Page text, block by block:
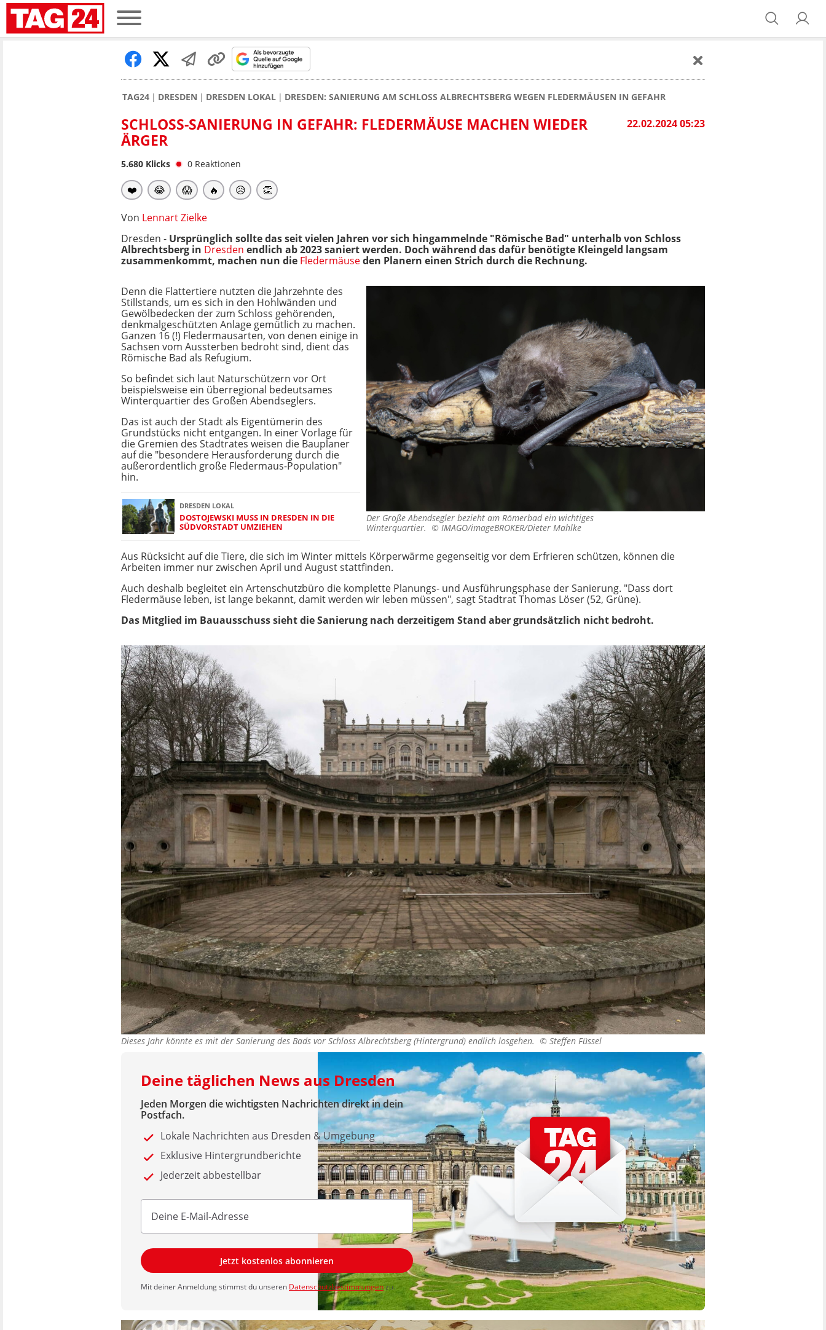
TAG24 DRESDEN DRESDEN LOKAL DRESDEN: SANIERUNG AM SCHLOSS ALBRECHTSBERG WEGEN FLEDERMÄUSEN IN GEFAHR
22.02.2024 05:23
SCHLOSS-SANIERUNG IN GEFAHR: FLEDERMÄUSE MACHEN WIEDER
ÄRGER
5.680 Klicks 0 Reaktionen
❤️ 😂 😱 🔥 😥 👏
Von Lennart Zielke
Dresden - Ursprünglich sollte das seit vielen Jahren vor sich hingammelnde "Römische Bad" unterhalb von Schloss
Albrechtsberg in Dresden endlich ab 2023 saniert werden. Doch während das dafür benötigte Kleingeld langsam
zusammenkommt, machen nun die Fledermäuseden Planern einen Strich durch die Rechnung.
Der Große Abendsegler bezieht am Römerbad ein wichtiges
Winterquartier. © IMAGO/imageBROKER/Dieter Mahlke
Denn die Flattertiere nutzten die Jahrzehnte des
Stillstands, um es sich in den Hohlwänden und
Gewölbedecken der zum Schloss gehörenden,
denkmalgeschützten Anlage gemütlich zu machen.
Ganzen 16 (!) Fledermausarten, von denen einige in
Sachsen vom Aussterben bedroht sind, dient das
Römische Bad als Refugium.
So befindet sich laut Naturschützern vor Ort
beispielsweise ein überregional bedeutsames
Winterquartier des Großen Abendseglers.
Das ist auch der Stadt als Eigentümerin des
Grundstücks nicht entgangen. In einer Vorlage für
die Gremien des Stadtrates weisen die Bauplaner
auf die "besondere Herausforderung durch die
außerordentlich große Fledermaus-Population"
hin.
DRESDEN LOKAL
DOSTOJEWSKI MUSS IN DRESDEN IN DIE
SÜDVORSTADT UMZIEHEN
Aus Rücksicht auf die Tiere, die sich im Winter mittels Körperwärme gegenseitig vor dem Erfrieren schützen, können die
Arbeiten immer nur zwischen April und August stattfinden.
Auch deshalb begleitet ein Artenschutzbüro die komplette Planungs- und Ausführungsphase der Sanierung. "Dass dort
Fledermäuse leben, ist lange bekannt, damit werden wir leben müssen", sagt Stadtrat Thomas Löser (52, Grüne).
Das Mitglied im Bauausschuss sieht die Sanierung nach derzeitigem Stand aber grundsätzlich nicht bedroht.
Dieses Jahr könnte es mit der Sanierung des Bads vor Schloss Albrechtsberg (Hintergrund) endlich losgehen. © Steffen Füssel
Deine täglichen News aus Dresden
Jeden Morgen die wichtigsten Nachrichten direkt in dein
Postfach.
Lokale Nachrichten aus Dresden & Umgebung
Exklusive Hintergrundberichte
Jederzeit abbestellbar
Jetzt kostenlos abonnieren
Mit deiner Anmeldung stimmst du unseren Datenschutzbestimmungenzu.